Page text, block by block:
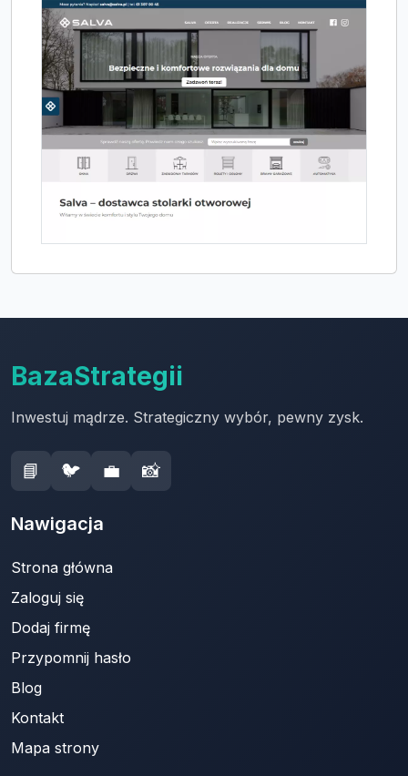
BazaStrategii
Inwestuj mądrze. Strategiczny wybór, pewny zysk.
📘 🐦 💼 📸
Nawigacja
Strona główna
Zaloguj się
Dodaj firmę
Przypomnij hasło
Blog
Kontakt
Mapa strony